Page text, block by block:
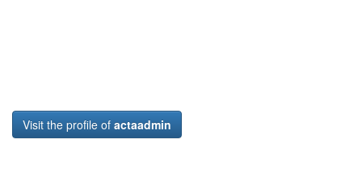
Visit the profile of actaadmin